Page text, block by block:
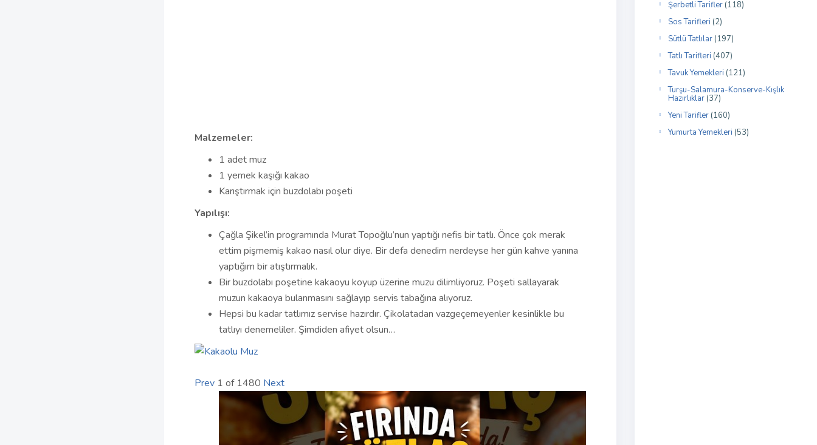
Malzemeler:
1 adet muz
1 yemek kaşığı kakao
Karıştırmak için buzdolabı poşeti
Yapılışı:
Çağla Şikel’in programında Murat Topoğlu’nun yaptığı nefis bir tatlı. Önce çok merak
ettim pişmemiş kakao nasıl olur diye. Bir defa denedim nerdeyse her gün kahve yanına
yaptığım bir atıştırmalık.
Bir buzdolabı poşetine kakaoyu koyup üzerine muzu dilimliyoruz. Poşeti sallayarak
muzun kakaoya bulanmasını sağlayıp servis tabağına alıyoruz.
Hepsi bu kadar tatlımız servise hazırdır. Çikolatadan vazgeçemeyenler kesinlikle bu
tatlıyı denemeliler. Şimdiden afiyet olsun…
Prev 1 of 1480 Next
Şerbetli Tarifler (118)
Sos Tarifleri (2)
Sütlü Tatlılar (197)
Tatlı Tarifleri (407)
Tavuk Yemekleri (121)
Turşu-Salamura-Konserve-Kışlık
Hazırlıklar (37)
Yeni Tarifler (160)
Yumurta Yemekleri (53)